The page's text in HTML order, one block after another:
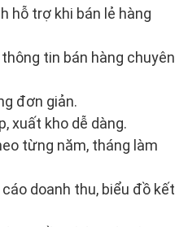
hỗ trợ khi bán lẻ hàng
tin bán hàng chuyên
đơn giản.
xuất kho dễ dàng.
từng năm, tháng làm
doanh thu, biểu đồ kết